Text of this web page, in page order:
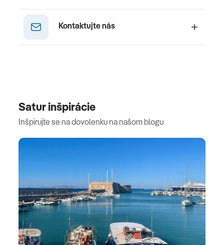
Kontaktujte nás
Satur inšpirácie
Inšpirujte se na dovolenku na našom blogu